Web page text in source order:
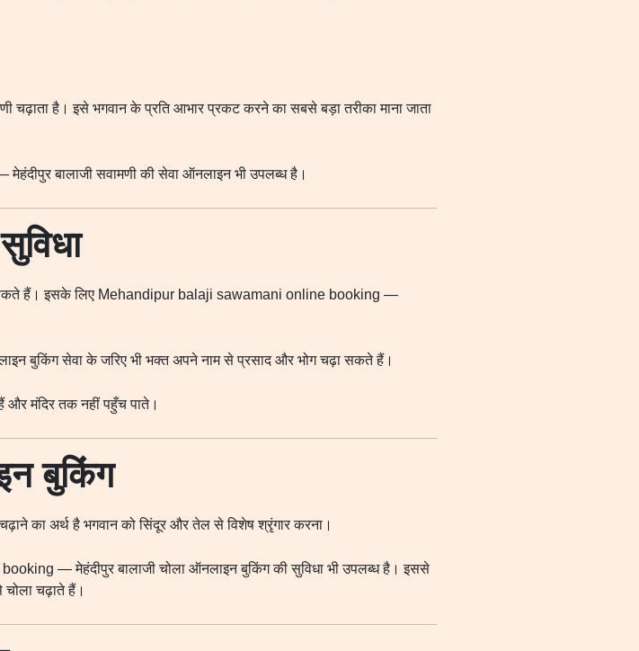
चढ़ाता है। इसे भगवान के प्रति आभार प्रकट करने का सबसे बड़ा तरीका माना जाता
बालाजी सवामणी की सेवा ऑनलाइन भी उपलब्ध है।
हैं। इसके लिए Mehandipur balaji sawamani online booking —
बुकिंग सेवा के जरिए भी भक्त अपने नाम से प्रसाद और भोग चढ़ा सकते हैं।
और मंदिर तक नहीं पहुँच पाते।
बुकिंग
चढ़ाने का अर्थ है भगवान को सिंदूर और तेल से विशेष श्रृंगार करना।
— मेहंदीपुर बालाजी चोला ऑनलाइन बुकिंग की सुविधा भी उपलब्ध है। इससे
चढ़ाते हैं।